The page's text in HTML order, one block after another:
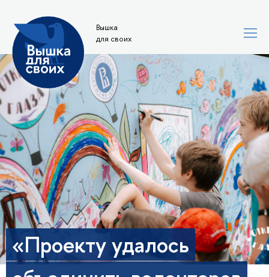
Вышка
для своих
«Проекту удалось